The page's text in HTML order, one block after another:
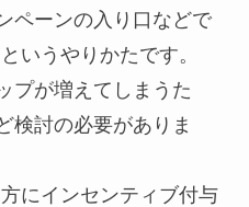
ペーンの入り口などで
いうやりかたです。
プが増えてしまうた
検討の必要がありま
にインセンティブ付与